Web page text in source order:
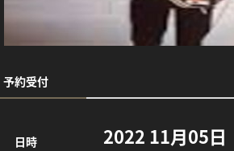
予約受付
日時 2022 11月05日